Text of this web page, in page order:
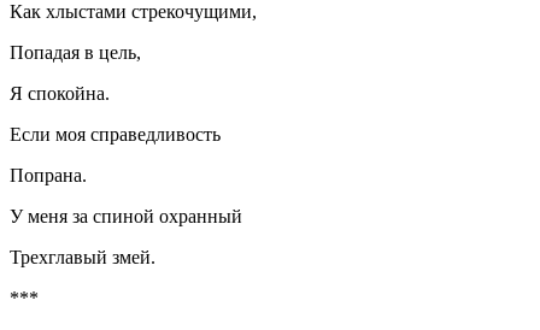
Как хлыстами стрекочущими,
Попадая в цель,
Я спокойна.
Если моя справедливость
Попрана.
У меня за спиной охранный
Трехглавый змей.
***